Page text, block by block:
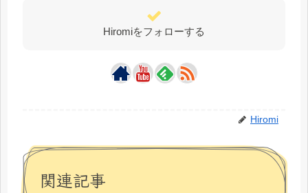
Hiromiをフォローする
Hiromi
関連記事